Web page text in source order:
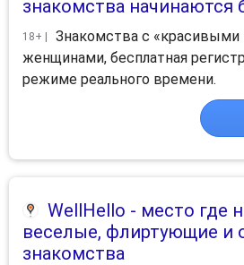
знакомства начинаются
18+ |
Знакомства с
женщинами, бесплатная
режиме реального времени.
WellHello - место где
веселые, флиртующие и
знакомства